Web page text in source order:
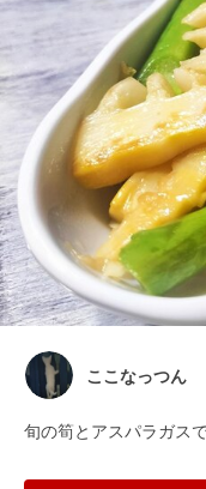
ここなっつん
旬の筍とアスパラガス